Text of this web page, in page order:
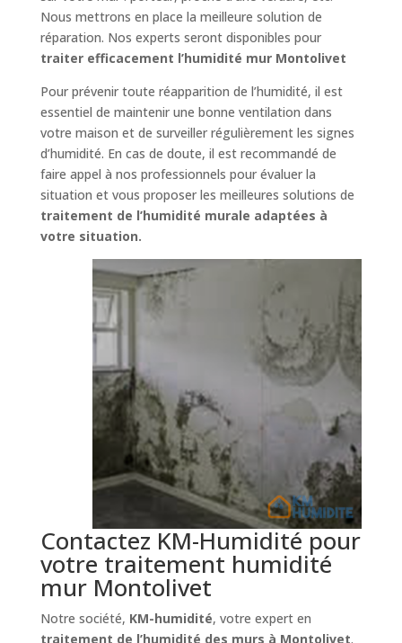
Nous mettrons en place la meilleure solution de
réparation. Nos experts seront disponibles pour
traiter efficacement l’humidité mur Montolivet
Pour prévenir toute réapparition de l’humidité, il est
essentiel de maintenir une bonne ventilation dans
votre maison et de surveiller régulièrement les signes
d’humidité. En cas de doute, il est recommandé de
faire appel à nos professionnels pour évaluer la
situation et vous proposer les meilleures solutions de
traitement de l’humidité murale adaptées à
votre situation.
Contactez KM-Humidité pour
votre traitement humidité
mur Montolivet
Notre société, KM-humidité, votre expert en
traitement de l’humidité des murs à Montolivet.